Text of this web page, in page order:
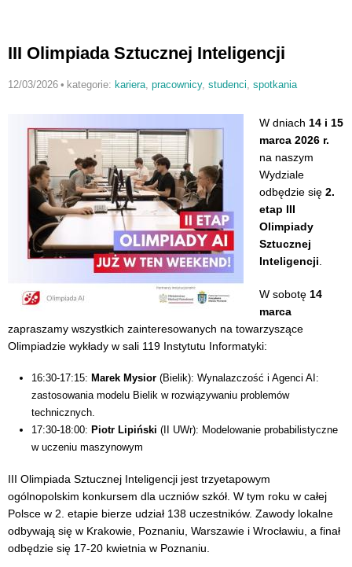
III Olimpiada Sztucznej Inteligencji
12/03/2026 • kategorie: kariera pracownicy, studenci spotkania
W dniach 14 i 15
marca 2026 r.
na naszym
Wydziale
odbędzie się 2.
etap III
Olimpiady
Sztucznej
Inteligencji
W sobotę 14
marca
zapraszamy wszystkich zainteresowanych na towarzyszące
Olimpiadzie wykłady w sali 119 Instytutu Informatyki:
16:30-17:15: Marek Mysior (Bielik): Wynalazczość i Agenci AI:
zastosowania modelu Bielik w rozwiązywaniu problemów
technicznych.
17:30-18:00: Piotr Lipiński (II UWr): Modelowanie probabilistyczne
w uczeniu maszynowym
III Olimpiada Sztucznej Inteligencji jest trzyetapowym
ogólnopolskim konkursem dla uczniów szkół. W tym roku w całej
Polsce w 2. etapie bierze udział 138 uczestników. Zawody lokalne
odbywają się w Krakowie, Poznaniu, Warszawie i Wrocławiu, a finał
odbędzie się 17-20 kwietnia w Poznaniu.